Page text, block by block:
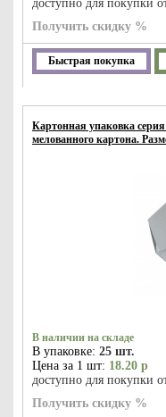
доступно для покупки
Получить скидку %
Быстрая покупка
Картонная упаковка
мелованного картона.
В наличии на складе
В упаковке: 25 шт.
Цена за 1 шт: 18.20 р
доступно для покупки
Получить скидку %